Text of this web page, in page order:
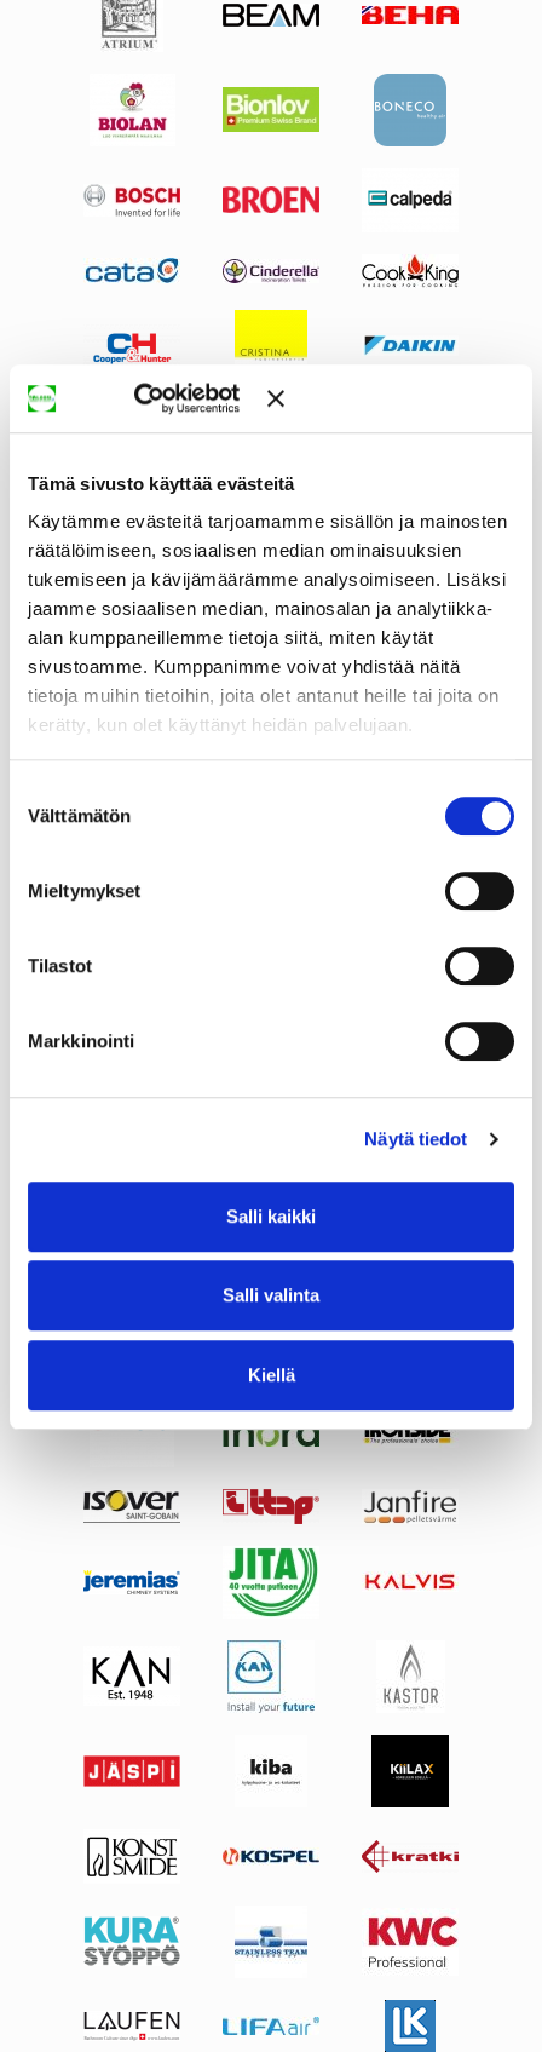
Tämä sivusto käyttää evästeitä
Käytämme evästeitä tarjoamamme sisällön ja mainosten
räätälöimiseen, sosiaalisen median ominaisuuksien
tukemiseen ja kävijämäärämme analysoimiseen. Lisäksi
jaamme sosiaalisen median, mainosalan ja analytiikka-
alan kumppaneillemme tietoja siitä, miten käytät
sivustoamme. Kumppanimme voivat yhdistää näitä
tietoja muihin tietoihin, joita olet antanut heille tai joita on
kerätty, kun olet käyttänyt heidän palvelujaan.
valinta
Välttämätön
Mieltymykset
Tilastot
Markkinointi
Näytä tiedot
Salli kaikki
Salli valinta
Kiellä